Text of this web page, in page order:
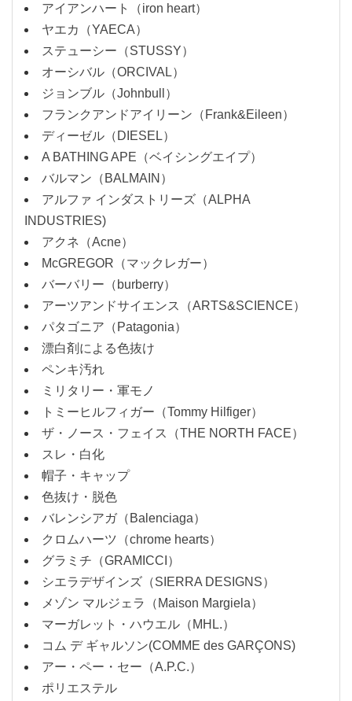
アイアンハート（iron heart）
ヤエカ（YAECA）
ステューシー（STUSSY）
オーシバル（ORCIVAL）
ジョンブル（Johnbull）
フランクアンドアイリーン（Frank&Eileen）
ディーゼル（DIESEL）
A BATHING APE（ベイシングエイプ）
バルマン（BALMAIN）
アルファ インダストリーズ（ALPHA
INDUSTRIES)
アクネ（Acne）
McGREGOR（マックレガー）
バーバリー（burberry）
アーツアンドサイエンス（ARTS&SCIENCE）
パタゴニア（Patagonia）
漂白剤による色抜け
ペンキ汚れ
ミリタリー・軍モノ
トミーヒルフィガー（Tommy Hilfiger）
ザ・ノース・フェイス（THE NORTH FACE）
スレ・白化
帽子・キャップ
色抜け・脱色
バレンシアガ（Balenciaga）
クロムハーツ（chrome hearts）
グラミチ（GRAMICCI）
シエラデザインズ（SIERRA DESIGNS）
メゾン マルジェラ（Maison Margiela）
マーガレット・ハウエル（MHL.）
コム デ ギャルソン(COMME des GARÇONS)
アー・ペー・セー（A.P.C.）
ポリエステル